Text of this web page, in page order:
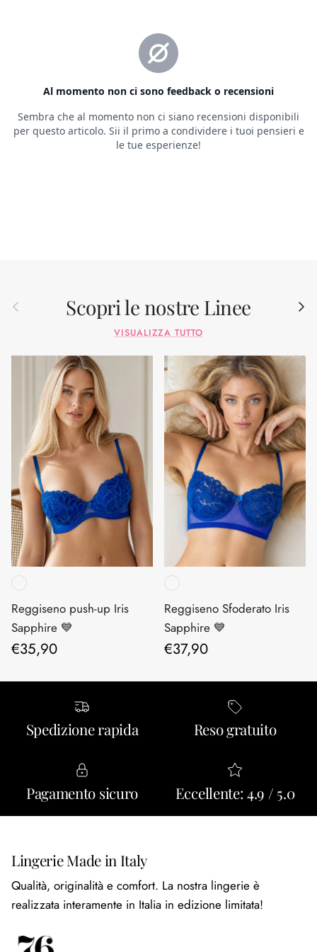
Indietro Scopri le nostre Linee
VISUALIZZA TUTTO
Reggiseno push-up Iris
Sapphire 💙
Prezzo normale
€35,90
Reggiseno Sfoderato Iris
Sapphire 💙
Prezzo normale
€37,90
Spedizione rapida Reso gratuito
Pagamento sicuro Eccellente: 4.9 / 5.0
Lingerie Made in Italy
Qualità, originalità e comfort. La nostra lingerie è
realizzata interamente in Italia in edizione limitata!